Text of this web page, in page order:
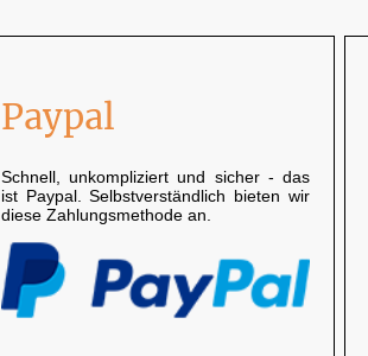
Paypal
Schnell, unkompliziert und sicher - das
ist Paypal. Selbstverständlich bieten wir
diese Zahlungsmethode an.